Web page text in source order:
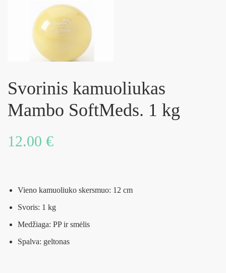
Svorinis kamuoliukas
Mambo SoftMeds. 1 kg
12.00 €
Vieno kamuoliuko skersmuo: 12 cm
Svoris: 1 kg
Medžiaga: PP ir smėlis
Spalva: geltonas